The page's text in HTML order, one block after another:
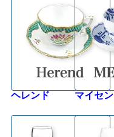
ヘレンド マイセン